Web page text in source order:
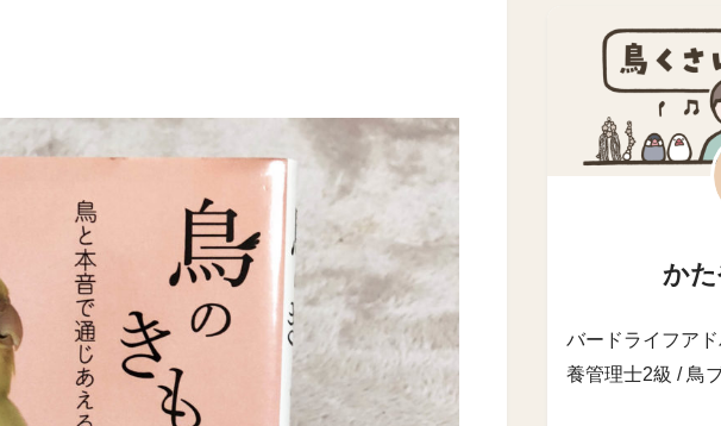
か
バードライフア
養管理士2級 / 鳥